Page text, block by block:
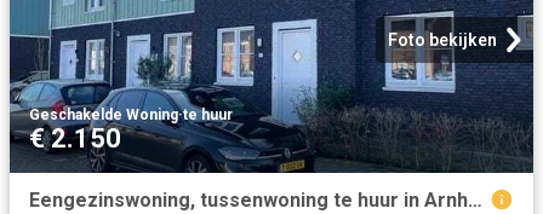
Foto bekijken
Geschakelde Woning·te huur
€ 2.150
Eengezinswoning, tussenwoning te huur in Arnhem